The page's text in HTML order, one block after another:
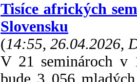
Tisíce afrických
Slovensku
(14:55, 26.04.2026,
V 21 seminároch v